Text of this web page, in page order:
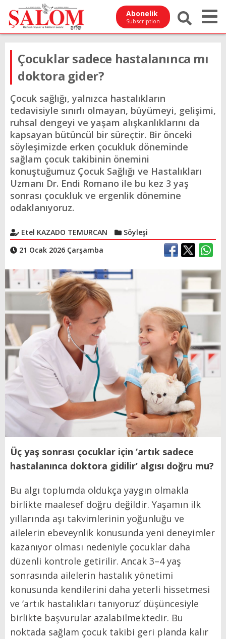
Abonelik
Subscription
Çocuklar sadece hastalanınca mı
doktora gider?
Çocuk sağlığı, yalnızca hastalıkların
tedavisiyle sınırlı olmayan, büyümeyi, gelişimi,
ruhsal dengeyi ve yaşam alışkanlıklarını da
kapsayan bütüncül bir süreçtir. Bir önceki
söyleşimizde erken çocukluk döneminde
sağlam çocuk takibinin önemini
konuştuğumuz Çocuk Sağlığı ve Hastalıkları
Uzmanı Dr. Endi Romano ile bu kez 3 yaş
sonrası çocukluk ve ergenlik dönemine
odaklanıyoruz.
Etel KAZADO TEMURCAN
Söyleşi
21 Ocak 2026 Çarşamba
Üç yaş sonrası çocuklar için ‘artık sadece
hastalanınca doktora gidilir’ algısı doğru mu?
Bu algı toplumda oldukça yaygın olmakla
birlikte maalesef doğru değildir. Yaşamın ilk
yıllarında aşı takvimlerinin yoğunluğu ve
ailelerin ebeveynlik konusunda yeni deneyimler
kazanıyor olması nedeniyle çocuklar daha
düzenli kontrole getirilir. Ancak 3–4 yaş
sonrasında ailelerin hastalık yönetimi
konusunda kendilerini daha yeterli hissetmesi
ve ‘artık hastalıkları tanıyoruz’ düşüncesiyle
birlikte başvurular azalabilmektedir. Bu
noktada sağlam çocuk takibi geri planda kalır